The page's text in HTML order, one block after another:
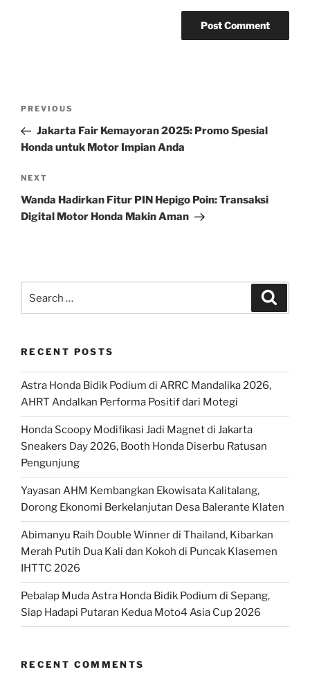
Previous
Post
PREVIOUS
Jakarta Fair Kemayoran 2025: Promo Spesial
Honda untuk Motor Impian Anda
Next
Post
NEXT
Wanda Hadirkan Fitur PIN Hepigo Poin: Transaksi
Digital Motor Honda Makin Aman
RECENT POSTS
Astra Honda Bidik Podium di ARRC Mandalika 2026,
AHRT Andalkan Performa Positif dari Motegi
Honda Scoopy Modifikasi Jadi Magnet di Jakarta
Sneakers Day 2026, Booth Honda Diserbu Ratusan
Pengunjung
Yayasan AHM Kembangkan Ekowisata Kalitalang,
Dorong Ekonomi Berkelanjutan Desa Balerante Klaten
Abimanyu Raih Double Winner di Thailand, Kibarkan
Merah Putih Dua Kali dan Kokoh di Puncak Klasemen
IHTTC 2026
Pebalap Muda Astra Honda Bidik Podium di Sepang,
Siap Hadapi Putaran Kedua Moto4 Asia Cup 2026
RECENT COMMENTS